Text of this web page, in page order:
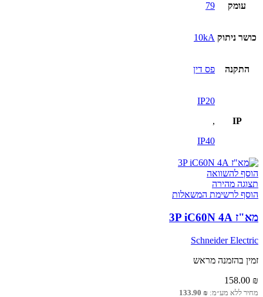
עומק 79
כושר ניתוק 10kA
התקנה פס דין
IP
IP20
,
IP40
הוסף להשוואה
תצוגה מהירה
הוסף לרשימת המשאלות
מא"ז 3P iC60N 4A
Schneider Electric
זמין בהזמנה מראש
158.00 ₪
מחיר ללא מע״מ: 133.90 ₪